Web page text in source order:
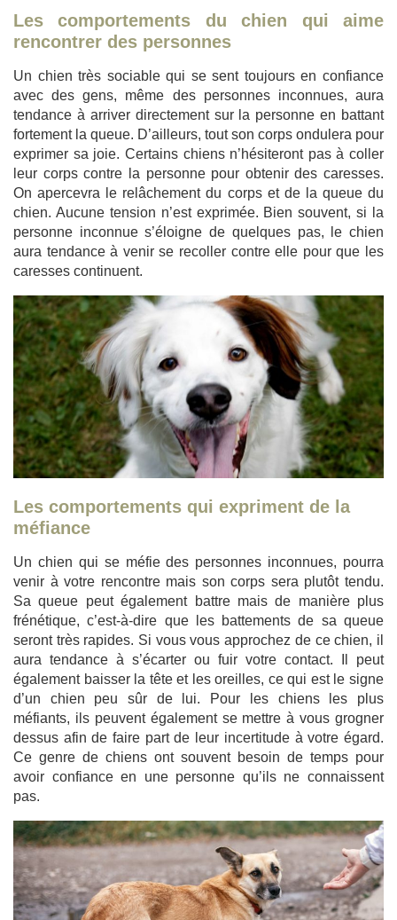
Les comportements du chien qui aime
rencontrer des personnes
Un chien très sociable qui se sent toujours en confiance
avec des gens, même des personnes inconnues, aura
tendance à arriver directement sur la personne en battant
fortement la queue. D’ailleurs, tout son corps ondulera pour
exprimer sa joie. Certains chiens n’hésiteront pas à coller
leur corps contre la personne pour obtenir des caresses.
On apercevra le relâchement du corps et de la queue du
chien. Aucune tension n’est exprimée. Bien souvent, si la
personne inconnue s’éloigne de quelques pas, le chien
aura tendance à venir se recoller contre elle pour que les
caresses continuent.
Les comportements qui expriment de la
méfiance
Un chien qui se méfie des personnes inconnues, pourra
venir à votre rencontre mais son corps sera plutôt tendu.
Sa queue peut également battre mais de manière plus
frénétique, c’est-à-dire que les battements de sa queue
seront très rapides. Si vous vous approchez de ce chien, il
aura tendance à s’écarter ou fuir votre contact. Il peut
également baisser la tête et les oreilles, ce qui est le signe
d’un chien peu sûr de lui. Pour les chiens les plus
méfiants, ils peuvent également se mettre à vous grogner
dessus afin de faire part de leur incertitude à votre égard.
Ce genre de chiens ont souvent besoin de temps pour
avoir confiance en une personne qu’ils ne connaissent
pas.